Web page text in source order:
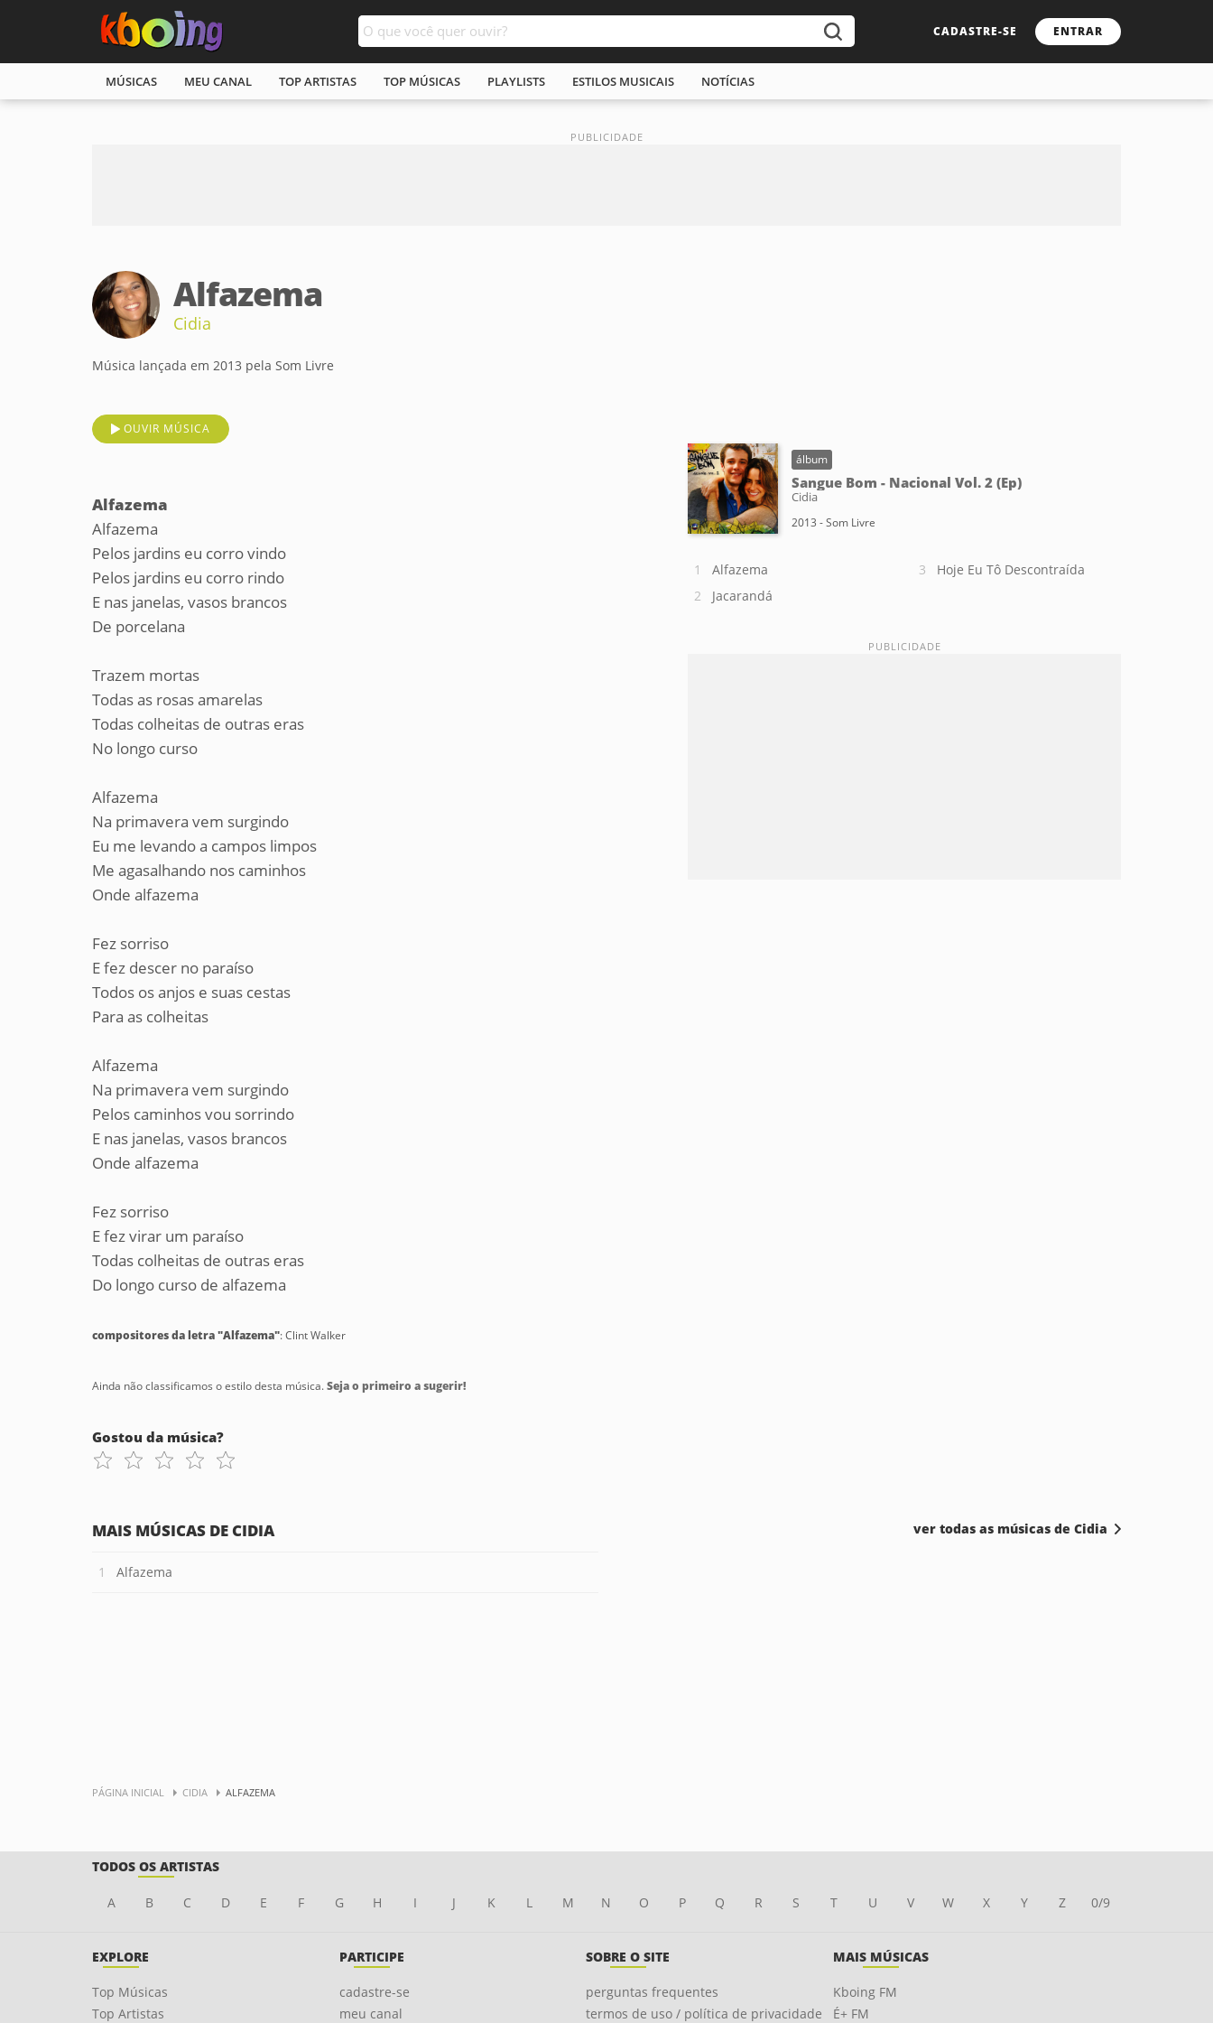
CADASTRE-SE ENTRAR
MÚSICAS MEU CANAL TOP ARTISTAS TOP MÚSICAS PLAYLISTS ESTILOS MUSICAIS NOTÍCIAS
Alfazema
Cidia
Música lançada em 2013 pela Som Livre
OUVIR MÚSICA
Alfazema
Alfazema
Pelos jardins eu corro vindo
Pelos jardins eu corro rindo
E nas janelas, vasos brancos
De porcelana
Trazem mortas
Todas as rosas amarelas
Todas colheitas de outras eras
No longo curso
Alfazema
Na primavera vem surgindo
Eu me levando a campos limpos
Me agasalhando nos caminhos
Onde alfazema
Fez sorriso
E fez descer no paraíso
Todos os anjos e suas cestas
Para as colheitas
Alfazema
Na primavera vem surgindo
Pelos caminhos vou sorrindo
E nas janelas, vasos brancos
Onde alfazema
Fez sorriso
E fez virar um paraíso
Todas colheitas de outras eras
Do longo curso de alfazema
compositores da letra "Alfazema": Clint Walker
Ainda não classificamos o estilo desta música.Seja o primeiro a sugerir!
Gostou da música?
álbum
Sangue Bom - Nacional Vol. 2 (Ep)
Cidia
2013 - Som Livre
Alfazema
Jacarandá
Hoje Eu Tô Descontraída
MAIS MÚSICAS DE CIDIA
Alfazema
ver todas as músicas de Cidia
PÁGINA INICIAL CIDIA ALFAZEMA
TODOS OS ARTISTAS
A B C D E F G H I J K L M N O P Q R S T U V W X Y Z 0/9
EXPLORE
Top Músicas
Top Artistas
PARTICIPE
cadastre-se
meu canal
SOBRE O SITE
perguntas frequentes
termos de uso / política de privacidade
MAIS MÚSICAS
Kboing FM
É+ FM